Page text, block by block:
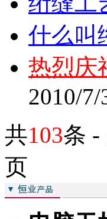
什么叫
热烈庆
2010/7/
共103条 -
页